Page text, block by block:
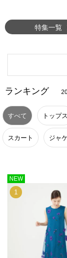
特集一覧
ランキング
すべて トップス
スカート ジャ
NEW
1